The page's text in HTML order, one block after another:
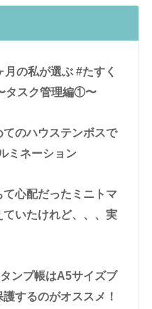
月の私が選ぶ #たすく
タスク管理編①〜
てのハウステンボスで
ミネーション
心配だったミニトマ
ていたけれど、、、実
ンプ帳はA5サイズブ
するのがオススメ！